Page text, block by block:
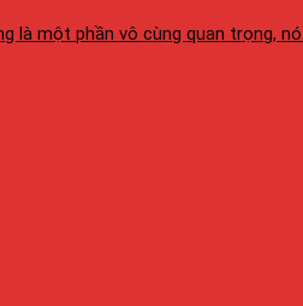
là một phần vô cùng quan trọng, nó